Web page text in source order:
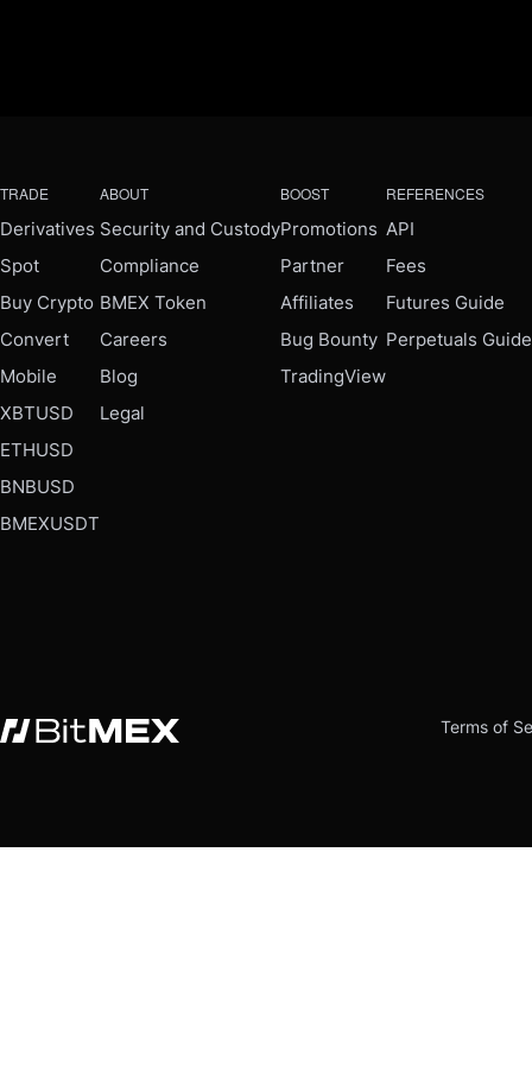
TRADE
Derivatives
Spot
Buy Crypto
Convert
Mobile
XBTUSD
ETHUSD
BNBUSD
BMEXUSDT
ABOUT
Security and Custody
Compliance
BMEX Token
Careers
Blog
Legal
BOOST
Promotions
Partner
Affiliates
Bug Bounty
TradingView
REFERENCES
API
Fees
Futures Guide
Perpetuals Guide
Terms of